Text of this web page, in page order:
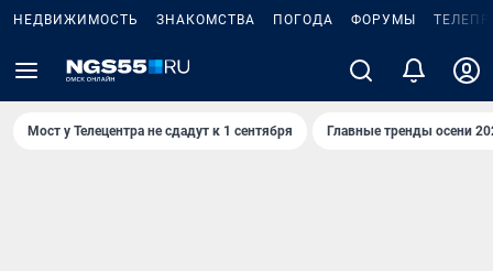
НЕДВИЖИМОСТЬ ЗНАКОМСТВА ПОГОДА ФОРУМЫ
Мост у Телецентра не сдадут к 1 сентября Главные тренды осени